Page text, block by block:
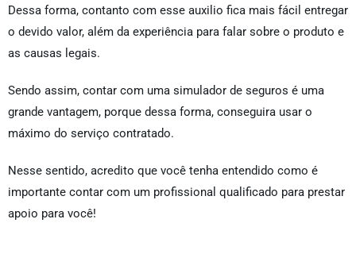
Dessa forma, contanto com esse auxilio fica mais fácil entregar
o devido valor, além da experiência para falar sobre o produto e
as causas legais.
Sendo assim, contar com uma simulador de seguros é uma
grande vantagem, porque dessa forma, conseguira usar o
máximo do serviço contratado.
Nesse sentido, acredito que você tenha entendido como é
importante contar com um profissional qualificado para prestar
apoio para você!